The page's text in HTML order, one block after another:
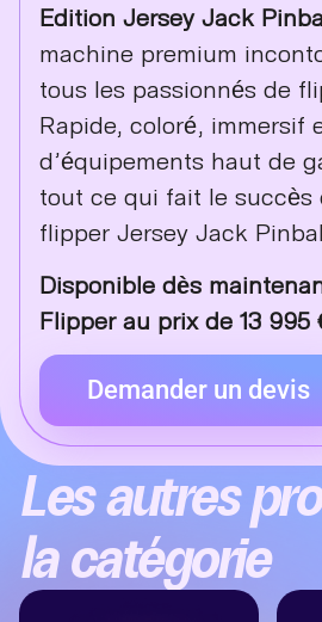
Edition Jersey Jack
machine premium
tous les passionnés de
Rapide, coloré, immersif
d’équipements haut de
tout ce qui fait le succès
flipper Jersey Jack
Disponible dès
Flipper au prix de 13 995
Demander un devis
Les autres
la catégorie